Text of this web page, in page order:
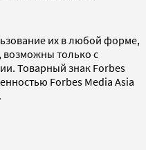
их в любой форме,
возможны только с
Товарный знак Forbes
Forbes Media Asia